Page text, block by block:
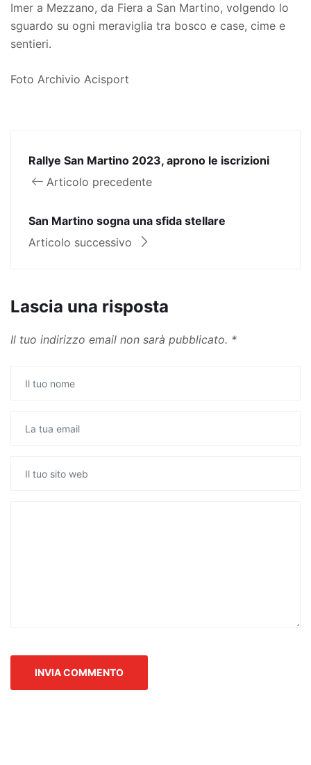
Imer a Mezzano, da Fiera a San Martino, volgendo lo
sguardo su ogni meraviglia tra bosco e case, cime e
sentieri.
Foto Archivio Acisport
Rallye San Martino 2023, aprono le iscrizioni
Articolo precedente
San Martino sogna una sfida stellare
Articolo successivo
Lascia una risposta
Il tuo indirizzo email non sarà pubblicato. *